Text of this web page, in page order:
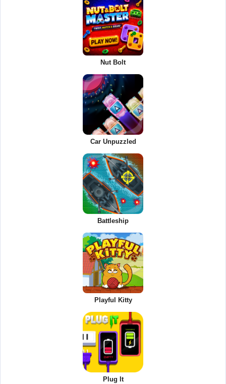
Nut Bolt
Car Unpuzzled
Battleship
Playful Kitty
Plug It